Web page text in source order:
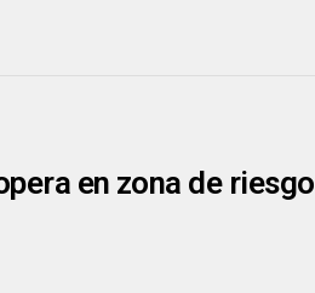
en zona de riesgo